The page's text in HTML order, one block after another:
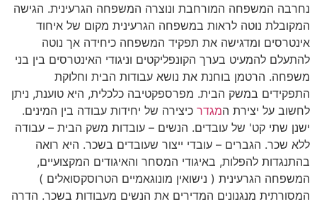
נחרבה המשפחה המורחבת ונוצרה המשפחה הגרעינית. הגישה
המקובלת נוטה לראות במשפחה הגרעינית מקום של איחוד
אינטרסים ומדגישה את תפקיד המשפחה כיחידה אך נוטה
להתעלם להמעיט בערך הקונפליקטים וניגודי האינטרסים בין בני
משפחה. הרטמן בוחנת את נושא עבודות הבית וחלוקת
התפקידים במשק הבית. מפרספקטיבה כלכלית, היא טוענת, ניתן
לחשוב על יצירת המגדר כיצירה של יחידות עבודה בין המינים.
ישנן שתי קט' של עובדים. הנשים – עובדות משק הבית – עבודה
ללא שכר. הגברים – עובדי ייצור שעובדים בשכר. היא רואה
בהתנגדות להפלות, באיגודי המסחר והאיגודים המקצועיים,
המשפחה הגרעינית ( נישואין מונוגאמיים הטרוסקסואלים )
המסורתית מנגנונים המדירים את הנשים מעבודות בשכר. הדרה